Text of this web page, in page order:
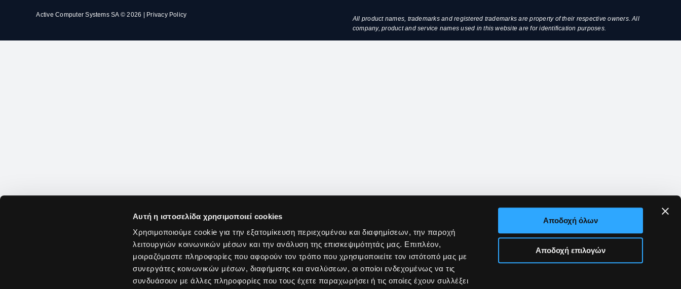
Αυτή η ιστοσελίδα χρησιμοποιεί cookies
Χρησιμοποιούμε cookie για την εξατομίκευση περιεχομένου και διαφημίσεων, την παροχή
λειτουργιών κοινωνικών μέσων και την ανάλυση της επισκεψιμότητάς μας. Επιπλέον,
μοιραζόμαστε πληροφορίες που αφορούν τον τρόπο που χρησιμοποιείτε τον ιστότοπό μας με
συνεργάτες κοινωνικών μέσων, διαφήμισης και αναλύσεων, οι οποίοι ενδεχομένως να τις
συνδυάσουν με άλλες πληροφορίες που τους έχετε παραχωρήσει ή τις οποίες έχουν συλλέξει
Αποδοχή όλων
Αποδοχή επιλογών
Active Computer Systems SA © 2026 | Privacy Policy
All product names, trademarks and registered trademarks are property of their respective owners. All
company, product and service names used in this website are for identification purposes.